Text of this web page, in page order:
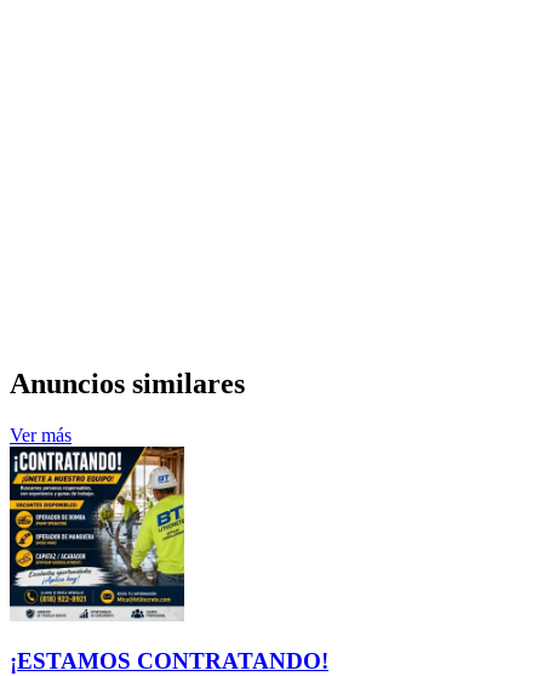
Anuncios similares
Ver más
¡ESTAMOS CONTRATANDO!